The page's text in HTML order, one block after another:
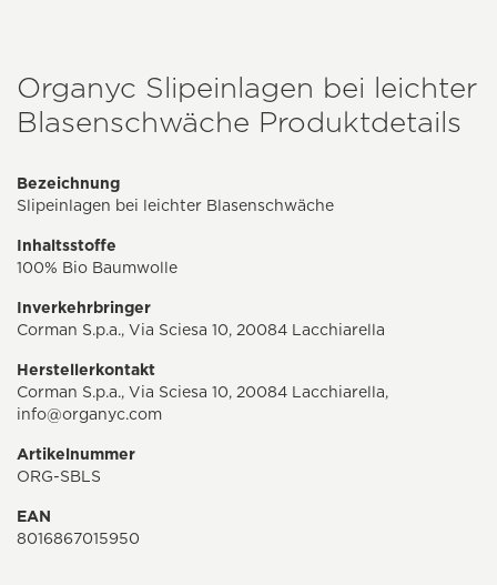
Organyc Slipeinlagen bei leichter
Blasenschwäche Produktdetails
Bezeichnung
Slipeinlagen bei leichter Blasenschwäche
Inhaltsstoffe
100% Bio Baumwolle
Inverkehrbringer
Corman S.p.a., Via Sciesa 10, 20084 Lacchiarella
Herstellerkontakt
Corman S.p.a., Via Sciesa 10, 20084 Lacchiarella,
info@organyc.com
Artikelnummer
ORG-SBLS
EAN
8016867015950